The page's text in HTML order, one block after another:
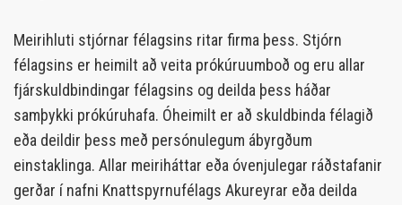
Meirihluti stjórnar félagsins ritar firma þess. Stjórn
félagsins er heimilt að veita prókúruumboð og eru allar
fjárskuldbindingar félagsins og deilda þess háðar
samþykki prókúruhafa. Óheimilt er að skuldbinda félagið
eða deildir þess með persónulegum ábyrgðum
einstaklinga. Allar meiriháttar eða óvenjulegar ráðstafanir
gerðar í nafni Knattspyrnufélags Akureyrar eða deilda